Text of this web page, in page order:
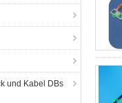
und Kabel DBs